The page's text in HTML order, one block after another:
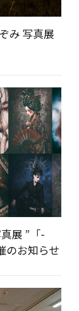
み 写真展
展 ”「-
のお知らせ